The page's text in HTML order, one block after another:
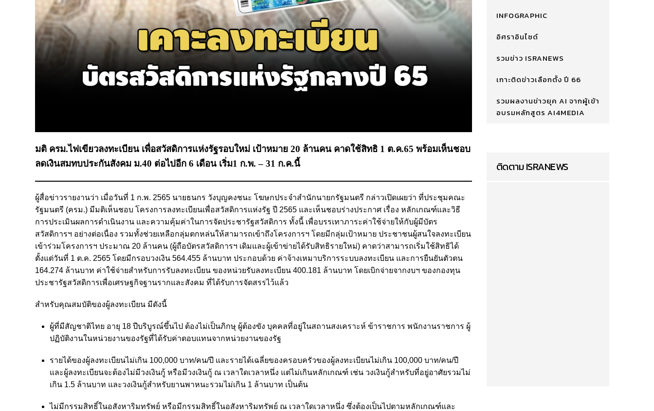
มติ ครม.ไฟเขียวลงทะเบียน เพื่อสวัสดิการแห่งรัฐรอบใหม่ เป้าหมาย 20 ล้านคน คาดใช้สิทธิ 1 ต.ค.65 พร้อมเห็นชอบ
ลดเงินสมทบประกันสังคม ม.40 ต่อไปอีก 6 เดือน เริ่ม1 ก.พ. – 31 ก.ค.นี้
ผู้สื่อข่าวรายงานว่า เมื่อวันที่ 1 ก.พ. 2565 นายธนกร วังบุญคงชนะ โฆษกประจำสำนักนายกรัฐมนตรี กล่าวเปิดเผยว่า ที่ประชุมคณะ
รัฐมนตรี (ครม.) มีมติเห็นชอบ โครงการลงทะเบียนเพื่อสวัสดิการแห่งรัฐ ปี 2565 และเห็นชอบร่างประกาศ เรื่อง หลักเกณฑ์และวิธี
การประเมินผลการดำเนินงาน และความคุ้มค่าในการจัดประชารัฐสวัสดิการ ทั้งนี้ เพื่อบรรเทาภาระค่าใช้จ่ายให้กับผู้มีบัตร
สวัสดิการฯ อย่างต่อเนื่อง รวมทั้งช่วยเหลือกลุ่มตกหล่นให้สามารถเข้าถึงโครงการฯ โดยมีกลุ่มเป้าหมาย ประชาชนผู้สนใจลงทะเบียน
เข้าร่วมโครงการฯ ประมาณ 20 ล้านคน (ผู้ถือบัตรสวัสดิการฯ เดิมและผู้เข้าข่ายได้รับสิทธิรายใหม่) คาดว่าสามารถเริ่มใช้สิทธิได้
ตั้งแต่วันที่ 1 ต.ค. 2565 โดยมีกรอบวงเงิน 564.455 ล้านบาท ประกอบด้วย ค่าจ้างเหมาบริการระบบลงทะเบียน และการยืนยันตัวตน
164.274 ล้านบาท ค่าใช้จ่ายสำหรับการรับลงทะเบียน ของหน่วยรับลงทะเบียน 400.181 ล้านบาท โดยเบิกจ่ายจากงบฯ ของกองทุน
ประชารัฐสวัสดิการเพื่อเศรษฐกิจฐานรากและสังคม ที่ได้รับการจัดสรรไว้แล้ว
สำหรับคุณสมบัติของผู้ลงทะเบียน มีดังนี้
ผู้ที่มีสัญชาติไทย อายุ 18 ปีบริบูรณ์ขึ้นไป ต้องไม่เป็นภิกษุ ผู้ต้องขัง บุคคลที่อยู่ในสถานสงเคราะห์ ข้าราชการ พนักงานราชการ ผู้
ปฏิบัติงานในหน่วยงานของรัฐที่ได้รับค่าตอบแทนจากหน่วยงานของรัฐ
รายได้ของผู้ลงทะเบียนไม่เกิน 100,000 บาท/คน/ปี และรายได้เฉลี่ยของครอบครัวของผู้ลงทะเบียนไม่เกิน 100,000 บาท/คน/ปี
และผู้ลงทะเบียนจะต้องไม่มีวงเงินกู้ หรือมีวงเงินกู้ ณ เวลาใดเวลาหนึ่ง แต่ไม่เกินหลักเกณฑ์ เช่น วงเงินกู้สำหรับที่อยู่อาศัยรวมไม่
เกิน 1.5 ล้านบาท และวงเงินกู้สำหรับยานพาหนะรวมไม่เกิน 1 ล้านบาท เป็นต้น
ไม่มีกรรมสิทธิ์ในอสังหาริมทรัพย์ หรือมีกรรมสิทธิ์ในอสังหาริมทรัพย์ ณ เวลาใดเวลาหนึ่ง ซึ่งต้องเป็นไปตามหลักเกณฑ์และ
INFOGRAPHIC
อิศราอินไซด์
รวมข่าว ISRANEWS
เกาะติดข่าวเลือกตั้ง ปี 66
รวมผลงานข่าวยุค AI จากผู้เข้า
อบรมหลักสูตร AI4MEDIA
ติดตาม ISRANEWS